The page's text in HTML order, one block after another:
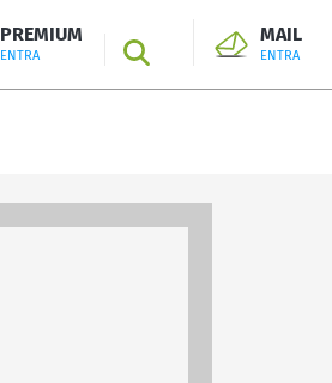
PREMIUM
ENTRA SEARCH
MAIL
ENTRA